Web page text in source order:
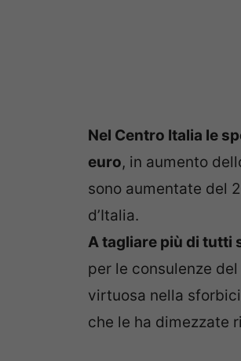
Nel Centro Italia le
euro, in aumento
sono aumentate del
d’Italia.
A tagliare più di tutti
per le consulenze
virtuosa nella
che le ha dimezzate